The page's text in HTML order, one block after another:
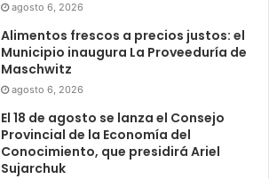
agosto 6, 2026
Alimentos frescos a precios justos: el
Municipio inaugura La Proveeduría de
Maschwitz
agosto 6, 2026
El 18 de agosto se lanza el Consejo
Provincial de la Economía del
Conocimiento, que presidirá Ariel
Sujarchuk